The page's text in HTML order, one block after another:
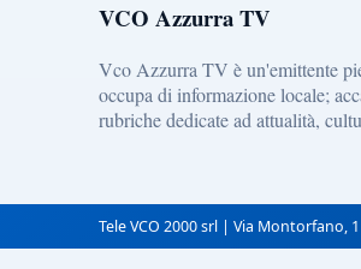
VCO Azzurra TV
Vco Azzurra TV è un'emittente
occupa di informazione locale;
rubriche dedicate ad attualità,
Tele VCO 2000 srl | Via Montorfano,